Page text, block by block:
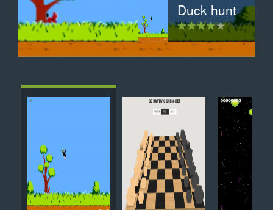
Duck hunt
3D хартвиг шахматы
Инопланетное вторжение
Clamsy Bird
Защитник зубов: Сага о конфетной орде
2048
Тетрис